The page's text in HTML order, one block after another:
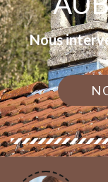
Nous